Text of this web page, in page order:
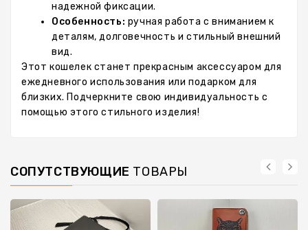
надежной фиксации.
Особенность: ручная работа с вниманием к
деталям, долговечность и стильный внешний
вид.
Этот кошелек станет прекрасным аксессуаром для
ежедневного использования или подарком для
близких. Подчеркните свою индивидуальность с
помощью этого стильного изделия!
СОПУТСТВУЮЩИЕ ТОВАРЫ